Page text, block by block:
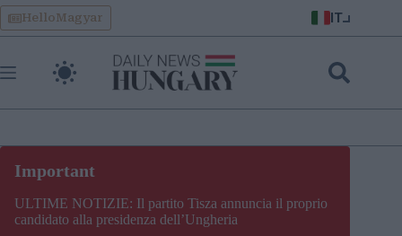
Skip
to
content
HelloMagyar IT
ULTIME NOTIZIE: Il partito Tisza annuncia il proprio
candidato alla presidenza dell’Ungheria